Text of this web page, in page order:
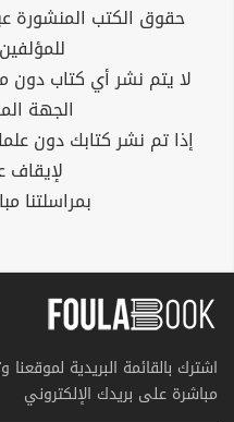
حقوق الكتب المنشورة
لا يتم نشر أي كتاب
الجهة
إذا تم نشر كتابك دون
لإيقاف
بمراسلتنا
اشترك بالقائمة البريدية
مباشرة على بريدك الإلكتروني